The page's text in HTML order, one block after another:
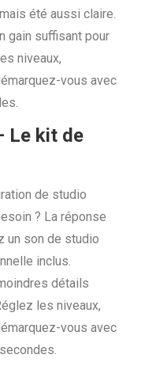
été aussi claire.
gain suffisant pour
niveaux,
vous avec
Le kit de
de studio
? La réponse
un son de studio
inclus.
détails
les niveaux,
vous avec